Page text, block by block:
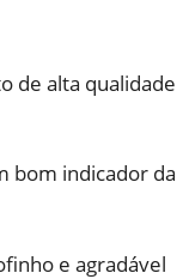
de alta qualidade
bom indicador da
e agradável